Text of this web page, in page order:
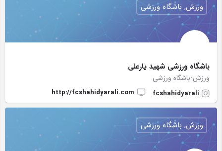
باشگاه ورزشی شهید یارعلی
ورزش-باشگاه ورزشی
fcshahidyarali
http://fcshahidyarali.com
ورزش, باشگاه ورزشی
ورزش, باشگاه ورزشی